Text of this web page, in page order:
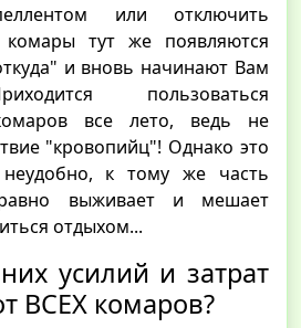
или отключить
тут же появляются
и вновь начинают Вам
пользоваться
все лето, ведь не
"кровопийц"! Однако это
к тому же часть
выживает и мешает
отдыхом...
усилий и затрат
ВСЕХ комаров?